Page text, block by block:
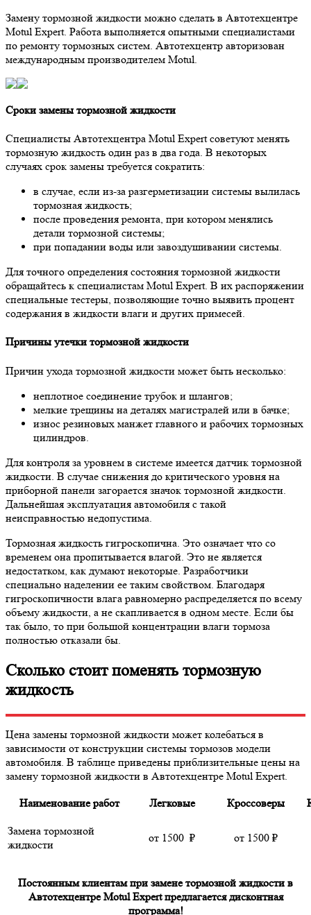
Замену тормозной жидкости можно сделать в Автотехцентре
Motul Expert. Работа выполняется опытными специалистами
по ремонту тормозных систем. Автотехцентр авторизован
международным производителем Motul.
Сроки замены тормозной жидкости
Специалисты Автотехцентра Motul Expert советуют менять
тормозную жидкость один раз в два года. В некоторых
случаях срок замены требуется сократить:
в случае, если из-за разгерметизации системы вылилась
тормозная жидкость;
после проведения ремонта, при котором менялись
детали тормозной системы;
при попадании воды или завоздушивании системы.
Для точного определения состояния тормозной жидкости
обращайтесь к специалистам Motul Expert. В их распоряжении
специальные тестеры, позволяющие точно выявить процент
содержания в жидкости влаги и других примесей.
Причины утечки тормозной жидкости
Причин ухода тормозной жидкости может быть несколько:
неплотное соединение трубок и шлангов;
мелкие трещины на деталях магистралей или в бачке;
износ резиновых манжет главного и рабочих тормозных
цилиндров.
Для контроля за уровнем в системе имеется датчик тормозной
жидкости. В случае снижения до критического уровня на
приборной панели загорается значок тормозной жидкости.
Дальнейшая эксплуатация автомобиля с такой
неисправностью недопустима.
Тормозная жидкость гигроскопична. Это означает что со
временем она пропитывается влагой. Это не является
недостатком, как думают некоторые. Разработчики
специально наделении ее таким свойством. Благодаря
гигроскопичности влага равномерно распределяется по всему
объему жидкости, а не скапливается в одном месте. Если бы
так было, то при большой концентрации влаги тормоза
полностью отказали бы.
Сколько стоит поменять тормозную
жидкость
Цена замены тормозной жидкости может колебаться в
зависимости от конструкции системы тормозов модели
автомобиля. В таблице приведены приблизительные цены на
замену тормозной жидкости в Автотехцентре Motul Expert.
Наименование работ Легковые Кроссоверы
Замена тормозной
жидкости
от 1500 ₽ от 1500 ₽
Постоянным клиентам при замене тормозной жидкости в
Автотехцентре Motul Expert предлагается дисконтная
программа!